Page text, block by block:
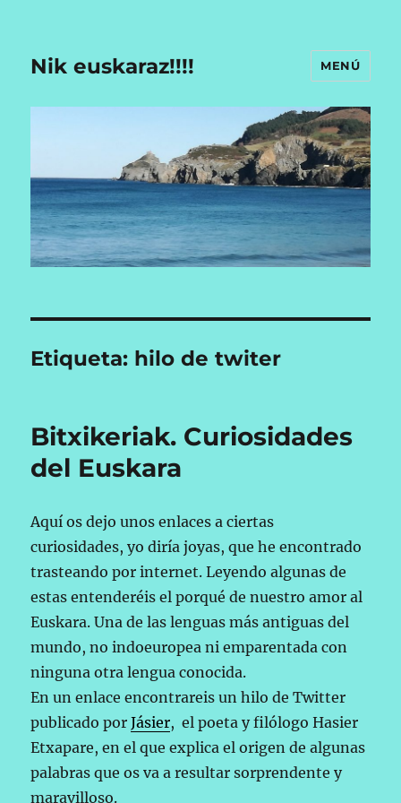
Nik euskaraz!!!! MENÚ
Etiqueta: hilo de twiter
Bitxikeriak. Curiosidades
del Euskara
Aquí os dejo unos enlaces a ciertas
curiosidades, yo diría joyas, que he encontrado
trasteando por internet. Leyendo algunas de
estas entenderéis el porqué de nuestro amor al
Euskara. Una de las lenguas más antiguas del
mundo, no indoeuropea ni emparentada con
ninguna otra lengua conocida.
En un enlace encontrareis un hilo de Twitter
publicado porJásier, el poeta y filólogo Hasier
Etxapare, en el que explica el origen de algunas
palabras que os va a resultar sorprendente y
maravilloso.